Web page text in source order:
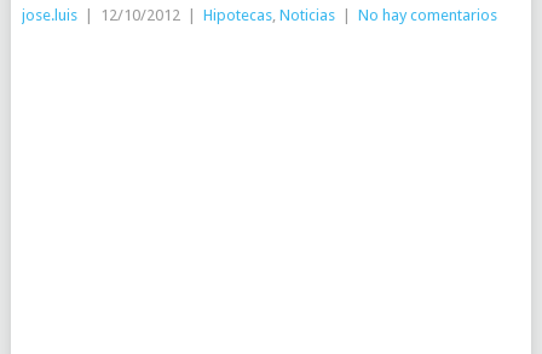
jose.luis 12/10/2012 Hipotecas, Noticias No hay comentarios